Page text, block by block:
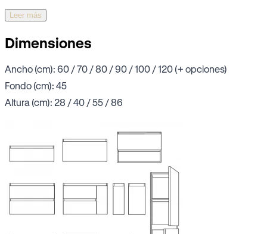
Leer más
Dimensiones
Ancho (cm): 60 / 70 / 80 / 90 / 100 / 120 (+ opciones)
Fondo (cm): 45
Altura (cm): 28 / 40 / 55 / 86